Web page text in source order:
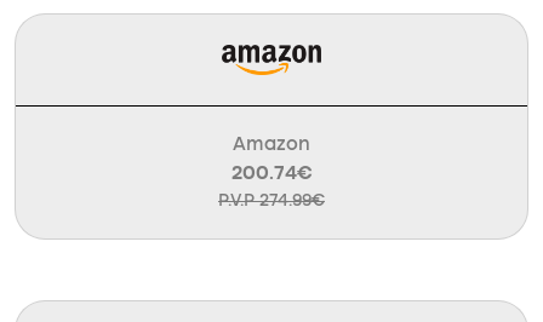
Amazon
200.74€
P.V.P 274.99€